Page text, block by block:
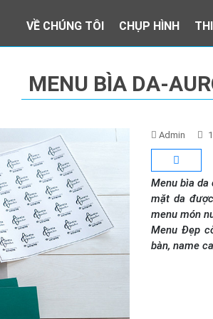
VỀ CHÚNG TÔI CHỤP HÌNH
MENU BÌA DA-
Admin
Menu bìa da
mặt da
menu món
Menu Đẹp
bàn, name